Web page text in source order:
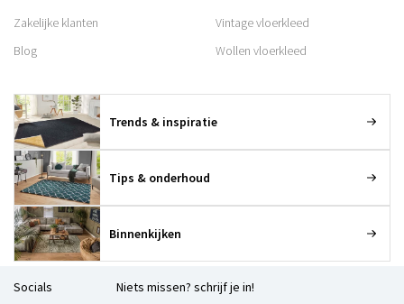
Zakelijke klanten
Blog
Vintage vloerkleed
Wollen vloerkleed
Trends & inspiratie
Tips & onderhoud
Binnenkijken
Socials Niets missen? schrijf je in!